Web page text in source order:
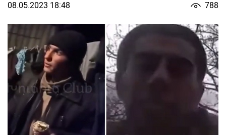
08.05.2023 18:48 788